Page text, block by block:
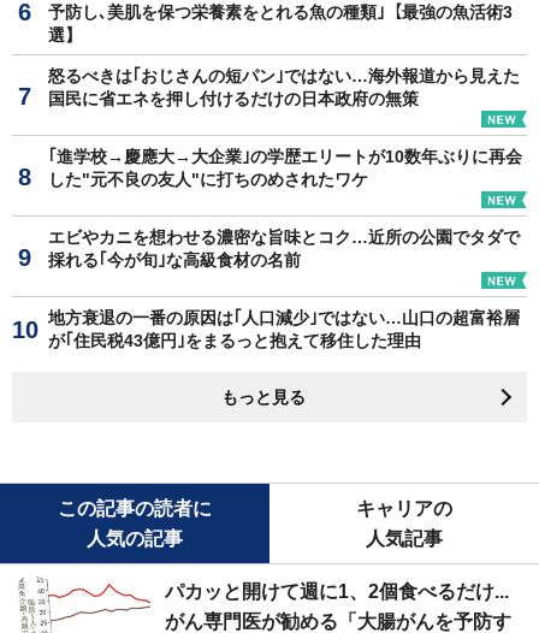
予防し､美肌を保つ栄養素をとれる魚の種類｣【最強の魚活術3
選】
怒るべきは｢おじさんの短パン｣ではない…海外報道から見えた
国民に省エネを押し付けるだけの日本政府の無策
｢進学校→慶應大→大企業｣の学歴エリートが10数年ぶりに再会
した"元不良の友人"に打ちのめされたワケ
エビやカニを想わせる濃密な旨味とコク…近所の公園でタダで
採れる｢今が旬｣な高級食材の名前
地方衰退の一番の原因は｢人口減少｣ではない…山口の超富裕層
が｢住民税43億円｣をまるっと抱えて移住した理由
もっと見る
この記事の読者に
人気の記事
キャリアの
人気記事
パカッと開けて週に1、2個食べるだけ...
がん専門医が勧める「大腸がんを予防す